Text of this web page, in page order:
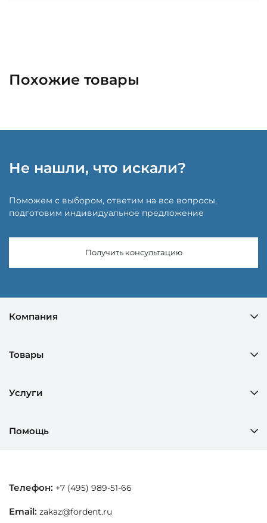
Похожие товары
Не нашли, что искали?
Поможем с выбором, ответим на все вопросы,
подготовим индивидуальное предложение
Получить консультацию
Компания
Товары
Услуги
Помощь
Телефон: +7 (495) 989-51-66
Email: zakaz@fordent.ru